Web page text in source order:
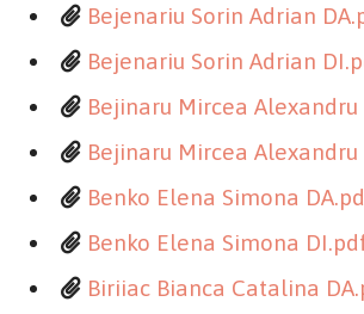
Bejenariu Sorin Adrian
Bejenariu Sorin Adrian
Bejinaru Mircea Alexandru
Bejinaru Mircea Alexandru
Benko Elena Simona
Benko Elena Simona
Biriiac Bianca Catalina